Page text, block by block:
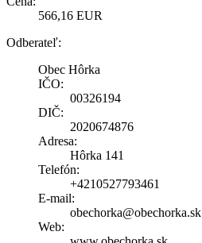
566,16 EUR
Odberateľ:
Obec Hôrka
IČO:
00326194
DIČ:
2020674876
Adresa:
Hôrka 141
Telefón:
+4210527793461
E-mail:
obechorka@obechorka.sk
Web: